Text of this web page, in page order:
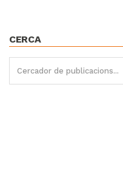
CERCA